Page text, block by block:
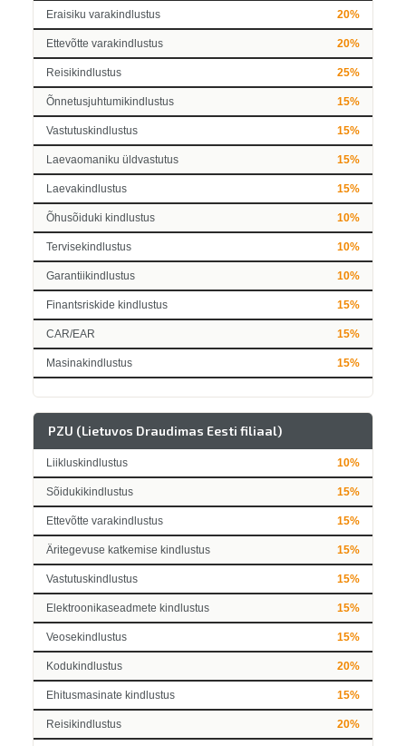
Eraisiku varakindlustus 20%
Ettevõtte varakindlustus 20%
Reisikindlustus 25%
Õnnetusjuhtumikindlustus 15%
Vastutuskindlustus 15%
Laevaomaniku üldvastutus 15%
Laevakindlustus 15%
Õhusõiduki kindlustus 10%
Tervisekindlustus 10%
Garantiikindlustus 10%
Finantsriskide kindlustus 15%
CAR/EAR 15%
Masinakindlustus 15%
PZU (Lietuvos Draudimas Eesti filiaal)
Liikluskindlustus 10%
Sõidukikindlustus 15%
Ettevõtte varakindlustus 15%
Äritegevuse katkemise kindlustus 15%
Vastutuskindlustus 15%
Elektroonikaseadmete kindlustus 15%
Veosekindlustus 15%
Kodukindlustus 20%
Ehitusmasinate kindlustus 15%
Reisikindlustus 20%